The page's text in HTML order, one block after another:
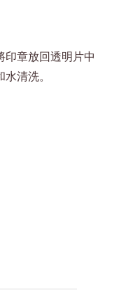
印章放回透明片中
清洗。